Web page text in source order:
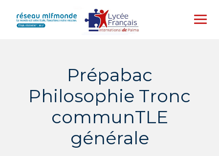
content
Prépabac
Philosophie Tronc
communTLE
générale